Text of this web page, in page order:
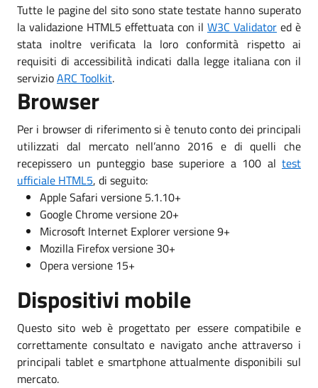
Tutte le pagine del sito sono state testate hanno superato
la validazione HTML5 effettuata con il W3C Validator ed è
stata inoltre verificata la loro conformità rispetto ai
requisiti di accessibilità indicati dalla legge italiana con il
servizioARC Toolkit.
Browser
Per i browser di riferimento si è tenuto conto dei principali
utilizzati dal mercato nell’anno 2016 e di quelli che
recepissero un punteggio base superiore a 100 al test
ufficiale HTML5, di seguito:
Apple Safari versione 5.1.10+
Google Chrome versione 20+
Microsoft Internet Explorer versione 9+
Mozilla Firefox versione 30+
Opera versione 15+
Dispositivi mobile
Questo sito web è progettato per essere compatibile e
correttamente consultato e navigato anche attraverso i
principali tablet e smartphone attualmente disponibili sul
mercato.